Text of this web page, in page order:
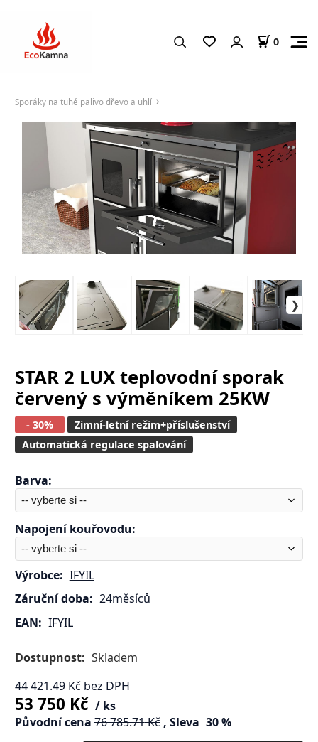
0
Sporáky na tuhé palivo dřevo a uhlí
STAR 2 LUX teplovodní sporak
červený s výměníkem 25KW
- 30%
Zimní-letní režim+příslušenství
Automatická regulace spalování
Barva:
Napojení kouřovodu:
Výrobce: IFYIL
Záruční doba: 24měsíců
EAN: IFYIL
Dostupnost: Skladem
44 421.49Kč bez DPH
53 750 Kč
ks
Původní cena 76 785.71Kč Sleva 30%